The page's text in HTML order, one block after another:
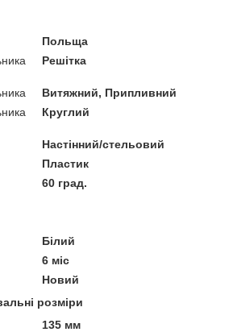
Польща
Решітка
Витяжний, Припливний
Круглий
Настінний/стельовий
Пластик
60 град.
Білий
6 міс
Новий
розміри
135 мм